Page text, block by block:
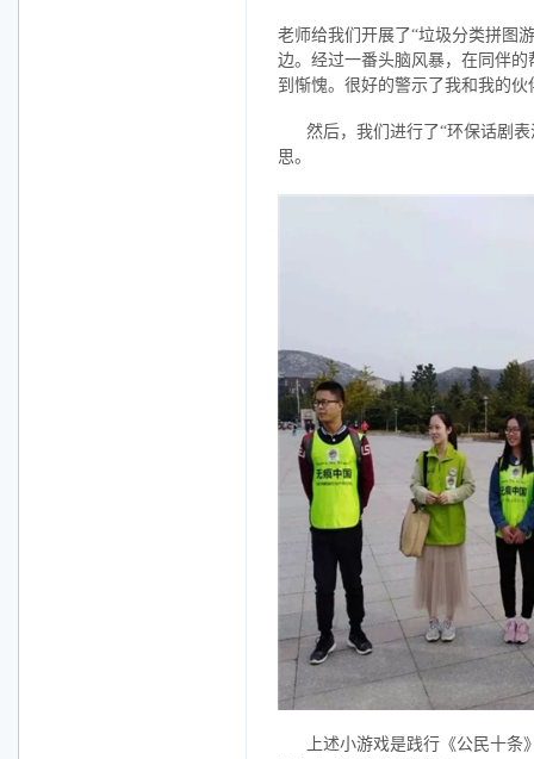
老师给我们开展了“垃圾分类拼图
边。经过一番头脑风暴，在同伴
到惭愧。很好的警示了我和我的伙
然后，我们进行了“环保话剧
思。
上述小游戏是践行 《公民十条